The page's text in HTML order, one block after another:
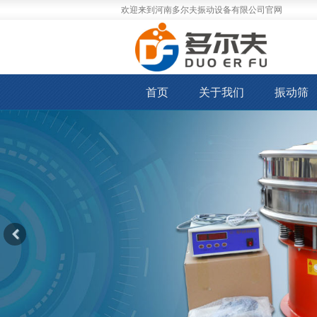
欢迎来到河南多尔夫振动设备有限公司官网
首页 关于我们 振动筛